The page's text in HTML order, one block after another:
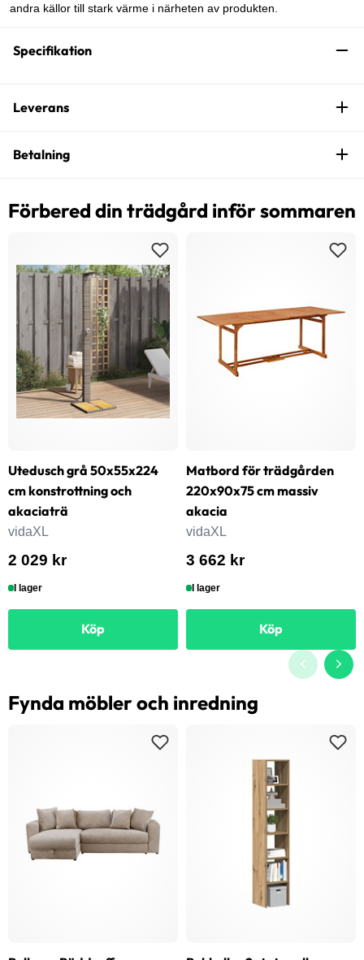
andra källor till stark värme i närheten av produkten.
Specifikation
Leverans
Betalning
Förbered din trädgård inför sommaren
Utedusch grå 50x55x224
cm konstrottning och
akaciaträ
vidaXL
2 029 kr
I lager
Köp
Matbord för trädgården
220x90x75 cm massiv
akacia
vidaXL
3 662 kr
I lager
Köp
Fynda möbler och inredning